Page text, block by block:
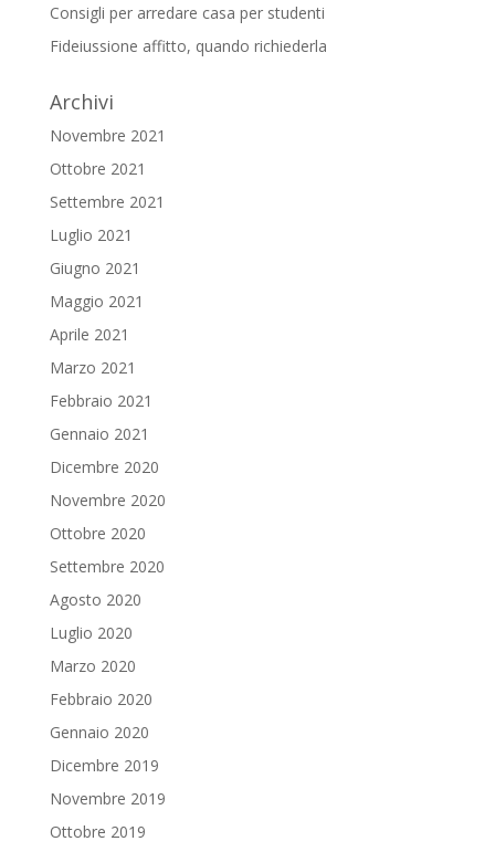
Consigli per arredare casa per studenti
Fideiussione affitto, quando richiederla
Archivi
Novembre 2021
Ottobre 2021
Settembre 2021
Luglio 2021
Giugno 2021
Maggio 2021
Aprile 2021
Marzo 2021
Febbraio 2021
Gennaio 2021
Dicembre 2020
Novembre 2020
Ottobre 2020
Settembre 2020
Agosto 2020
Luglio 2020
Marzo 2020
Febbraio 2020
Gennaio 2020
Dicembre 2019
Novembre 2019
Ottobre 2019